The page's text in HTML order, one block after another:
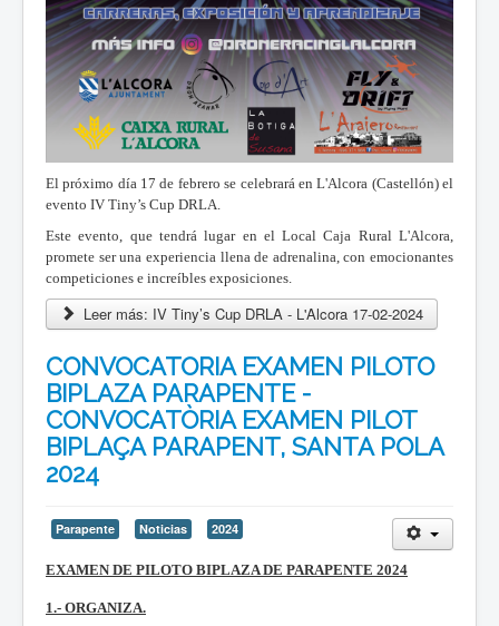
El próximo día 17 de febrero se celebrará en L'Alcora (Castellón) el
evento IV Tiny’s Cup DRLA.
Este evento, que tendrá lugar en el Local Caja Rural L'Alcora,
promete ser una experiencia llena de adrenalina, con emocionantes
competiciones e increíbles exposiciones.
Leer más: IV Tiny’s Cup DRLA - L'Alcora 17-02-2024
CONVOCATORIA EXAMEN PILOTO
BIPLAZA PARAPENTE -
CONVOCATÒRIA EXAMEN PILOT
BIPLAÇA PARAPENT, SANTA POLA
2024
Parapente Noticias 2024
EXAMEN DE PILOTO BIPLAZA DE PARAPENTE 2024
1.- ORGANIZA.